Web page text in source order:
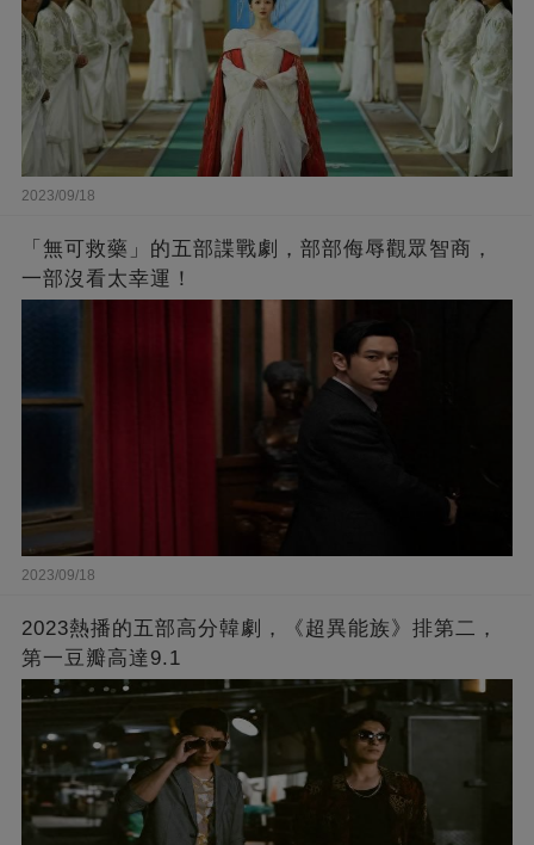
2023/09/18
「無可救藥」的五部諜戰劇，部部侮辱觀眾智商，
一部沒看太幸運！
2023/09/18
2023熱播的五部高分韓劇，《超異能族》排第二，
第一豆瓣高達9.1